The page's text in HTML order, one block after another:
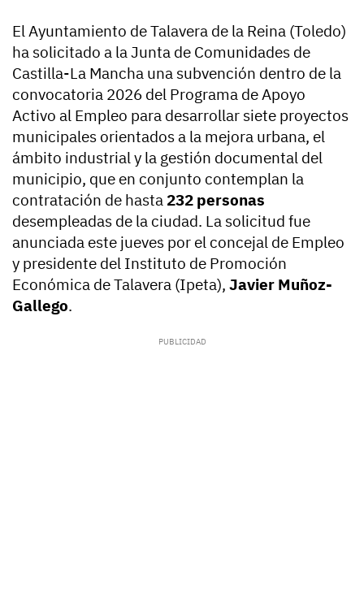
El Ayuntamiento de Talavera de la Reina (Toledo)
ha solicitado a la Junta de Comunidades de
Castilla-La Mancha una subvención dentro de la
convocatoria 2026 del Programa de Apoyo
Activo al Empleo para desarrollar siete proyectos
municipales orientados a la mejora urbana, el
ámbito industrial y la gestión documental del
municipio, que en conjunto contemplan la
contratación de hasta 232 personas
desempleadas de la ciudad. La solicitud fue
anunciada este jueves por el concejal de Empleo
y presidente del Instituto de Promoción
Económica de Talavera (Ipeta), Javier Muñoz-
Gallego.